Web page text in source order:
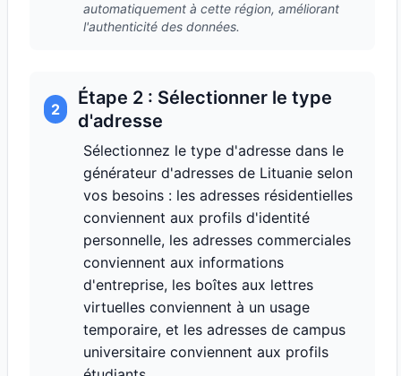
automatiquement à cette région, améliorant
l'authenticité des données.
2
Étape 2 : Sélectionner le type
d'adresse
Sélectionnez le type d'adresse dans le
générateur d'adresses de Lituanie selon
vos besoins : les adresses résidentielles
conviennent aux profils d'identité
personnelle, les adresses commerciales
conviennent aux informations
d'entreprise, les boîtes aux lettres
virtuelles conviennent à un usage
temporaire, et les adresses de campus
universitaire conviennent aux profils